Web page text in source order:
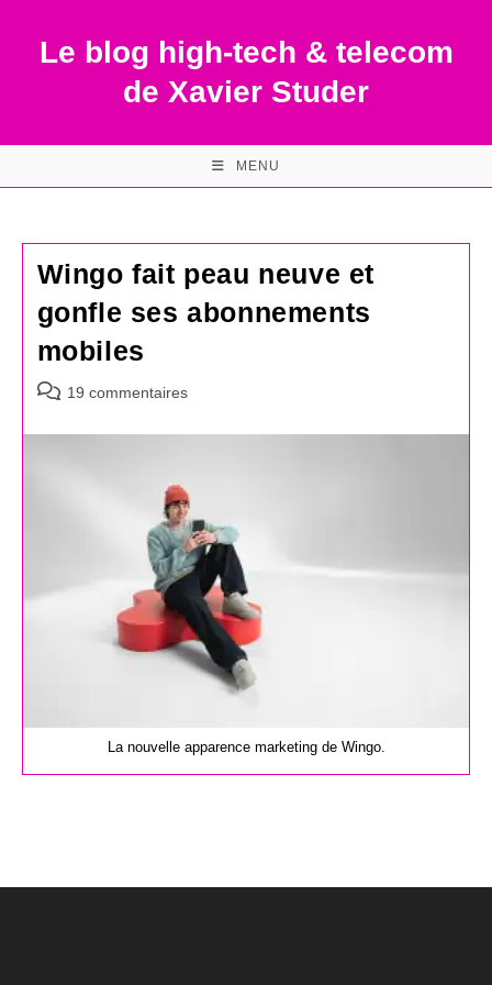
contentLe blog high-tech & telecom
de Xavier Studer
MENU
Wingo fait peau neuve et
gonfle ses abonnements
mobiles
Commentaires
la
19 commentaires
La nouvelle apparence marketing de Wingo.